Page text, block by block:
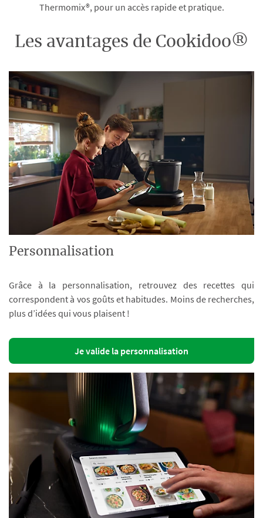
Thermomix®, pour un accès rapide et pratique.
Les avantages de Cookidoo®
Personnalisation
Grâce à la personnalisation, retrouvez des recettes qui
correspondent à vos goûts et habitudes. Moins de recherches,
plus d’idées qui vous plaisent !
Je valide la personnalisation